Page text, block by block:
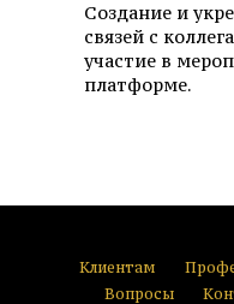
Создание и
связей с
участие в
платформе.
Клиентам
Вопросы